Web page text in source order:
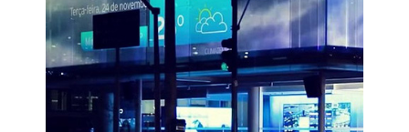
VISUALIZZA